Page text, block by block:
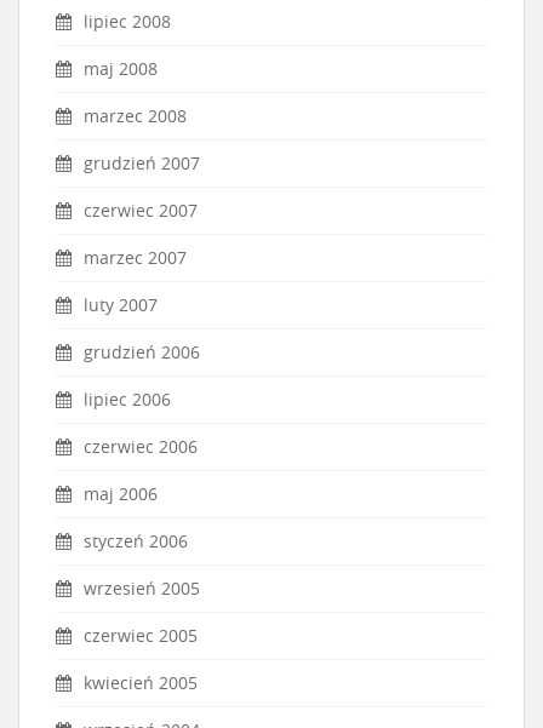
lipiec 2008
maj 2008
marzec 2008
grudzień 2007
czerwiec 2007
marzec 2007
luty 2007
grudzień 2006
lipiec 2006
czerwiec 2006
maj 2006
styczeń 2006
wrzesień 2005
czerwiec 2005
kwiecień 2005